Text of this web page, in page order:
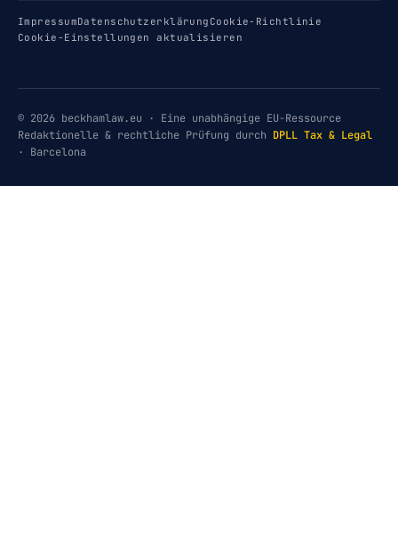
ImpressumDatenschutzerklärung Cookie-Richtlinie
Cookie-Einstellungen aktualisieren
© 2026 beckhamlaw.eu · Eine unabhängige EU-Ressource
Redaktionelle & rechtliche Prüfung durch DPLL Tax & Legal
· Barcelona